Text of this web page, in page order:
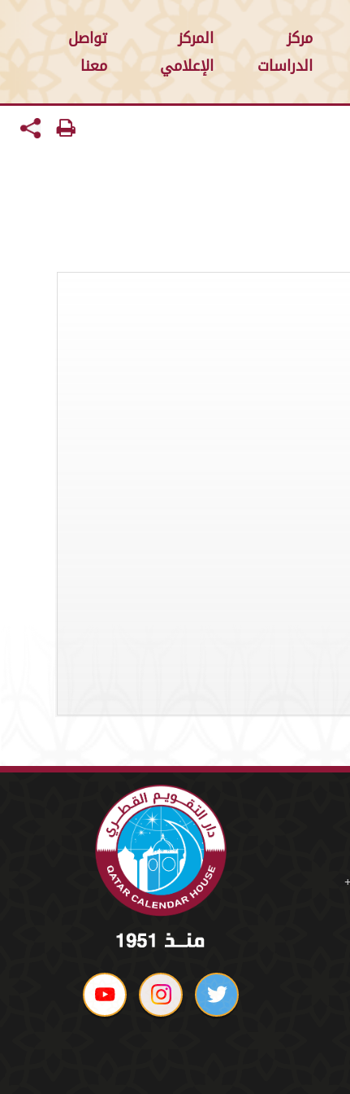
مركز
الدراسات
المركز
الإعلامي
تواصل
معنا